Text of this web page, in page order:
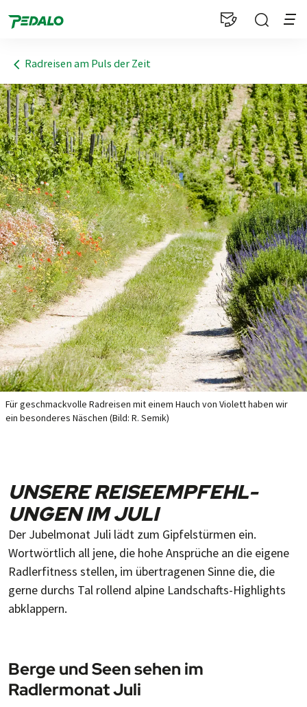
1
Radreisen am Puls der Zeit
UNSERE REISE­EMPFEHL­
UNGEN IM JULI
Der Jubelmonat Juli lädt zum Gipfelstürmen ein.
Wortwörtlich all jene, die hohe Ansprüche an die eigene
Radlerfitness stellen, im übertragenen Sinne die, die
gerne durchs Tal rollend alpine Landschafts-Highlights
abklappern.
Für geschmack­volle Rad­rei­sen mit einem Hauch von Vio­lett ha­ben wir
ein be­son­de­res Näs­chen (Bild: R. Semik)
Berge und Seen sehen im
Radlermonat Juli